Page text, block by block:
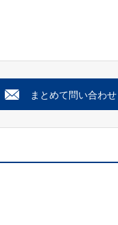
まとめて問い合わせ